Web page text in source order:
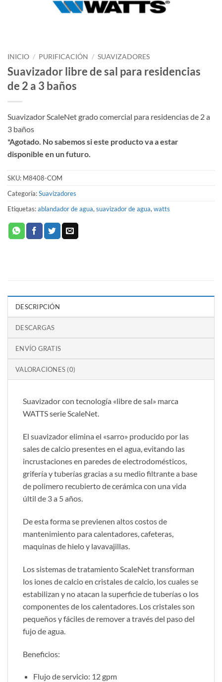
INICIO / PURIFICACIÓN / SUAVIZADORES
Suavizador libre de sal para residencias
de 2 a 3 baños
Suavizador ScaleNet grado comercial para residencias de 2 a
3 baños
*Agotado. No sabemos si este producto va a estar
disponible en un futuro.
SKU: M8408-COM
Categoría:Suavizadores
Etiquetas:ablandador de agua,suavizador de agua,watts
DESCRIPCIÓN
DESCARGAS
ENVÍO GRATIS
VALORACIONES (0)
Suavizador con tecnología «libre de sal» marca
WATTS serie ScaleNet.
El suavizador elimina el «sarro» producido por las
sales de calcio presentes en el agua, evitando las
incrustaciones en paredes de electrodomésticos,
grifería y tuberías gracias a su medio filtrante a base
de polimero recubierto de cerámica con una vida
últil de 3 a 5 años.
De esta forma se previenen altos costos de
mantenimiento para calentadores, cafeteras,
maquinas de hielo y lavavajillas.
Los sistemas de tratamiento ScaleNet transforman
los iones de calcio en cristales de calcio, los cuales se
estabilizan y no atacan la superficie de tuberías o los
componentes de los calentadores. Los cristales son
pequeños y fáciles de remover a través del paso del
fujo de agua.
Beneficios:
Flujo de servicio: 12 gpm